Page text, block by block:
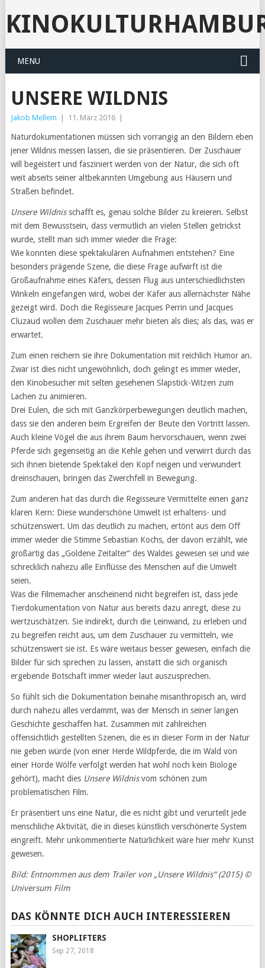
MENU
UNSERE WILDNIS
Jakob Mellem 11. März 2016
Naturdokumentationen müssen sich vorrangig an den Bildern eben
jener Wildnis messen lassen, die sie präsentieren. Der Zuschauer
will begeistert und fasziniert werden von der Natur, die sich oft
weit abseits seiner altbekannten Umgebung aus Häusern und
Straßen befindet.
Unsere Wildnisschafft es, genau solche Bilder zu kreieren. Selbst
mit dem Bewusstsein, dass vermutlich an vielen Stellen getrickst
wurde, stellt man sich immer wieder die Frage:
Wie konnten diese spektakulären Aufnahmen entstehen? Eine
besonders prägende Szene, die diese Frage aufwirft ist die
Großaufnahme eines Käfers, dessen Flug aus unterschiedlichsten
Winkeln eingefangen wird, wobei der Käfer aus allernächster Nähe
gezeigt wird. Doch die Regisseure Jacques Perrin und Jacques
Cluzaud wollen dem Zuschauer mehr bieten als dies; als das, was er
erwartet.
Zum einen reichern sie ihre Dokumentation mit reichlich Humor an.
Zwar ist dies nicht ungewöhnlich, doch gelingt es immer wieder,
den Kinobesucher mit selten gesehenen Slapstick-Witzen zum
Lachen zu animieren.
Drei Eulen, die sich mit Ganzkörperbewegungen deutlich machen,
dass sie den anderen beim Ergreifen der Beute den Vortritt lassen.
Auch kleine Vögel die aus ihrem Baum hervorschauen, wenn zwei
Pferde sich gegenseitig an die Kehle gehen und verwirrt durch das
sich ihnen bietende Spektakel den Kopf neigen und verwundert
dreinschauen, bringen das Zwerchfell in Bewegung.
Zum anderen hat das durch die Regisseure Vermittelte einen ganz
klaren Kern: Diese wunderschöne Umwelt ist erhaltens- und
schützenswert. Um das deutlich zu machen, ertönt aus dem Off
immer wieder die Stimme Sebastian Kochs, der davon erzählt, wie
großartig das „Goldene Zeitalter“ des Waldes gewesen sei und wie
schrecklich nahezu alle Einflüsse des Menschen auf die Umwelt
seien.
Was die Filmemacher anscheinend nicht begreifen ist, dass jede
Tierdokumentation von Natur aus bereits dazu anregt, diese zu
wertzuschätzen. Sie indirekt, durch die Leinwand, zu erleben und
zu begreifen reicht aus, um dem Zuschauer zu vermitteln, wie
schützenswert sie ist. Es wäre weitaus besser gewesen, einfach die
Bilder für sich sprechen zu lassen, anstatt die sich organisch
ergebende Botschaft immer wieder laut auszusprechen.
So fühlt sich die Dokumentation beinahe misanthropisch an, wird
durch nahezu alles verdammt, was der Mensch in seiner langen
Geschichte geschaffen hat. Zusammen mit zahlreichen
offensichtlich gestellten Szenen, die es in dieser Form in der Natur
nie geben würde (von einer Herde Wildpferde, die im Wald von
einer Horde Wölfe verfolgt werden hat wohl noch kein Biologe
gehört), macht dies Unsere Wildnisvom schönen zum
problematischen Film.
Er präsentiert uns eine Natur, die es nicht gibt und verurteilt jede
menschliche Aktivität, die in dieses künstlich verschönerte System
eingreift. Mehr unkommentierte Natürlichkeit wäre hier mehr Kunst
gewesen.
Bild: Entnommen aus dem Trailer von „Unsere Wildnis“ (2015) ©
Universum Film
DAS KÖNNTE DICH AUCH INTERESSIEREN
SHOPLIFTERS
Sep 27, 2018